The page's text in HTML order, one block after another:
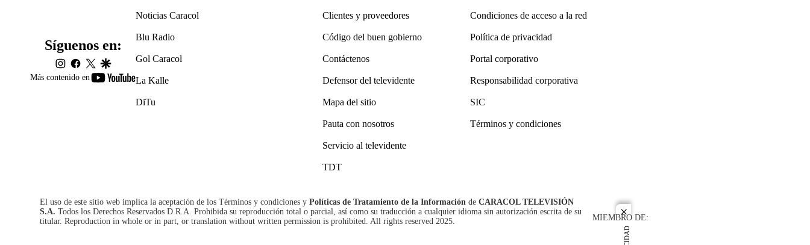
close
Más contenido en
youtube-
Síguenos en:
instagram
facebook
twittergoogle
Noticias Caracol
Blu Radio
Gol Caracol
La Kalle
DiTu
Clientes y proveedores
Código del buen gobierno
Contáctenos
Defensor del televidente
Mapa del sitio
Pauta con nosotros
Servicio al televidente
TDT
Condiciones de acceso a la red
Política de privacidad
Portal corporativo
Responsabilidad corporativa
SIC
Términos y condiciones
El uso de este sitio web implica la aceptación de los Términos y condiciones y Políticas de Tratamiento de la Información de CARACOL TELEVISIÓN
S.A. Todos los Derechos Reservados D.R.A. Prohibida su reproducción total o parcial, así como su traducción a cualquier idioma sin autorización escrita de su
titular. Reproduction in whole or in part, or translation without written permission is prohibited. All rights reserved 2025.
MIEMBRO DE: